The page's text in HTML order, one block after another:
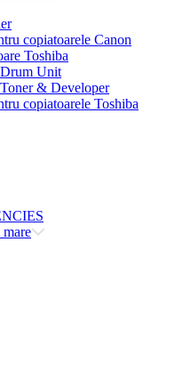
copiatoarele Canon
Toshiba
Unit
& Developer
copiatoarele Toshiba
mare